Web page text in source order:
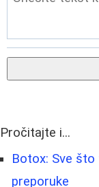
Pročitajte i...
Botox: Sve
preporuke